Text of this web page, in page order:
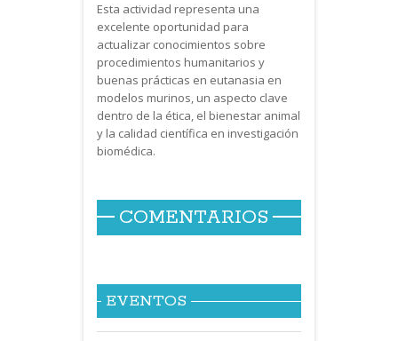
Esta actividad representa una
excelente oportunidad para
actualizar conocimientos sobre
procedimientos humanitarios y
buenas prácticas en eutanasia en
modelos murinos, un aspecto clave
dentro de la ética, el bienestar animal
y la calidad científica en investigación
biomédica.
COMENTARIOS
EVENTOS